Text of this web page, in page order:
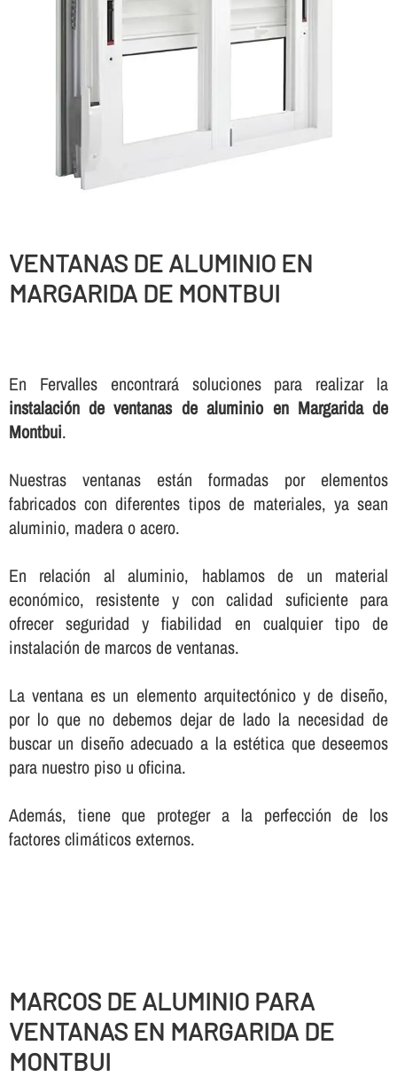
VENTANAS DE ALUMINIO EN
MARGARIDA DE MONTBUI
En Fervalles encontrará soluciones para realizar la
instalación de ventanas de aluminio en Margarida de
Montbui.
Nuestras ventanas están formadas por elementos
fabricados con diferentes tipos de materiales, ya sean
aluminio, madera o acero.
En relación al aluminio, hablamos de un material
económico, resistente y con calidad suficiente para
ofrecer seguridad y fiabilidad en cualquier tipo de
instalación de marcos de ventanas.
La ventana es un elemento arquitectónico y de diseño,
por lo que no debemos dejar de lado la necesidad de
buscar un diseño adecuado a la estética que deseemos
para nuestro piso u oficina.
Además, tiene que proteger a la perfección de los
factores climáticos externos.
MARCOS DE ALUMINIO PARA
VENTANAS EN MARGARIDA DE
MONTBUI